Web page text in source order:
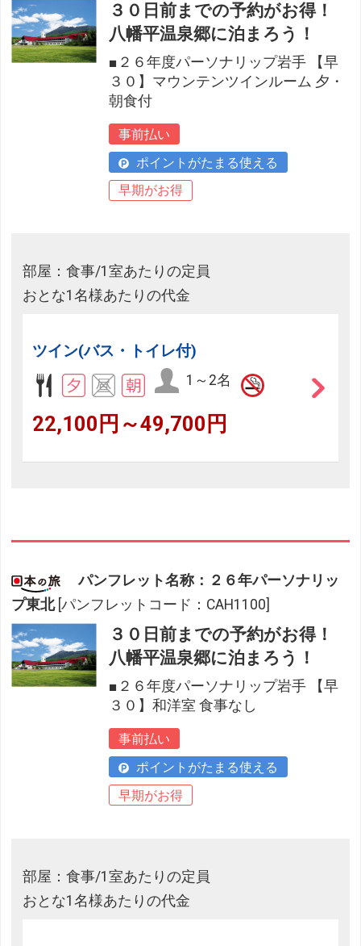
３０日前までの予約がお得！
八幡平温泉郷に泊まろう！
■２６年度パーソナリップ岩手 【早
３０】マウンテンツインルーム 夕・
朝食付
事前払い
ポイントがたまる使える
早期がお得
部屋：食事/1室あたりの定員
おとな1名様あたりの代金
ツイン(バス・トイレ付)
1～2名
22,100円～49,700円
パンフレット名称：２６年パーソナリッ
プ東北 [パンフレットコード：CAH1100]
３０日前までの予約がお得！
八幡平温泉郷に泊まろう！
■２６年度パーソナリップ岩手 【早
３０】和洋室 食事なし
事前払い
ポイントがたまる使える
早期がお得
部屋：食事/1室あたりの定員
おとな1名様あたりの代金